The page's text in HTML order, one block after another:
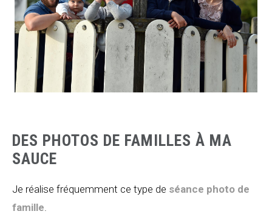
DES PHOTOS DE FAMILLES À MA
SAUCE
Je réalise fréquemment ce type de séance photo de
famille